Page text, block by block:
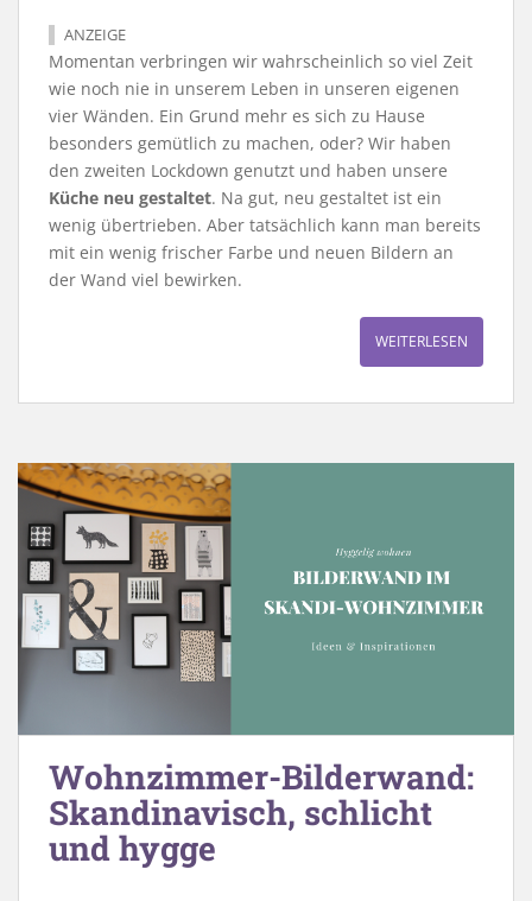
ANZEIGE
Momentan verbringen wir wahrscheinlich so viel Zeit
wie noch nie in unserem Leben in unseren eigenen
vier Wänden. Ein Grund mehr es sich zu Hause
besonders gemütlich zu machen, oder? Wir haben
den zweiten Lockdown genutzt und haben unsere
Küche neu gestaltet. Na gut, neu gestaltet ist ein
wenig übertrieben. Aber tatsächlich kann man bereits
mit ein wenig frischer Farbe und neuen Bildern an
der Wand viel bewirken.
WEITERLESEN
Wohnzimmer-Bilderwand:
Skandinavisch, schlicht
und hygge